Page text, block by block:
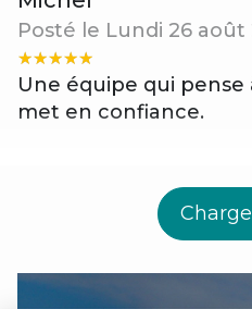
Posté le Lundi 26 août
Une équipe qui
met en confiance.